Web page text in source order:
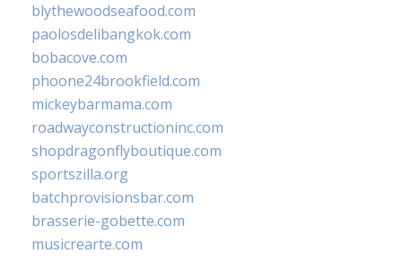
blythewoodseafood.com
paolosdelibangkok.com
bobacove.com
phoone24brookfield.com
mickeybarmama.com
roadwayconstructioninc.com
shopdragonflyboutique.com
sportszilla.org
batchprovisionsbar.com
brasserie-gobette.com
musicrearte.com